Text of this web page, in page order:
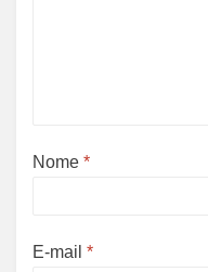
Nome *
E-mail *